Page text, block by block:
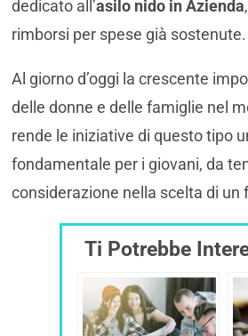
dedicato all’asilo nido in Azienda
rimborsi per spese già sostenute.
Al giorno d’oggi la crescente
delle donne e delle famiglie nel
rende le iniziative di questo tipo
fondamentale per i giovani, da
considerazione nella scelta di un
Ti Potrebbe